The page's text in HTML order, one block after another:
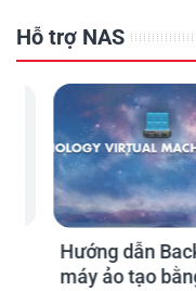
Hỗ trợ NAS
Hướng dẫn Backup
máy ảo tạo bằng